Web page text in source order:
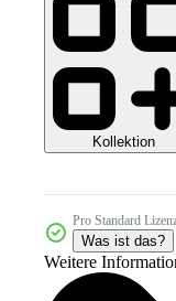
Kollektion
Pro Standard
Was ist das?
Weitere